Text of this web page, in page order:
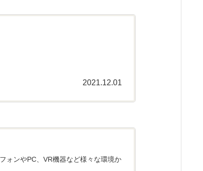
2021.12.01
ォンやPC、VR機器など様々な環境か